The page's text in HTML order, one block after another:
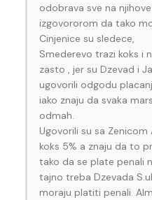
odobrava sve na
izgovororom da tako
Cinjenice su sledece,
Smederevo trazi koks i
zasto , jer su Dzevad i
ugovorili odgodu
iako znaju da svaka
odmah.
Ugovorili su sa
koks 5% a znaju da to
tako da se plate penali
tajno treba Dzevada
moraju platiti penali.